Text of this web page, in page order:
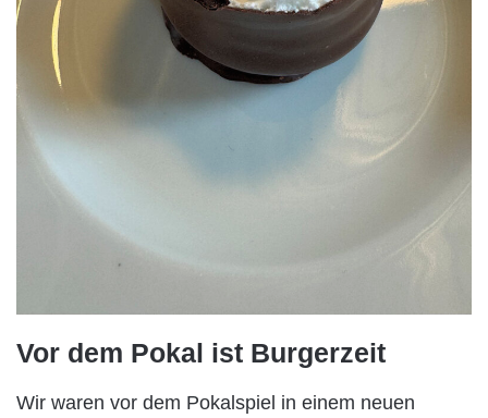
Vor dem Pokal ist Burgerzeit
Wir waren vor dem Pokalspiel in einem neuen